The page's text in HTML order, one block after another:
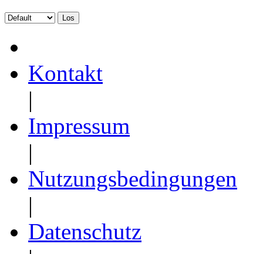
Kontakt
|
Impressum
|
Nutzungsbedingungen
|
Datenschutz